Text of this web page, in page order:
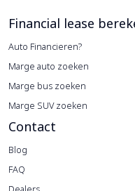
Financial lease
Auto Financieren?
Marge auto zoeken
Marge bus zoeken
Marge SUV zoeken
Contact
Blog
FAQ